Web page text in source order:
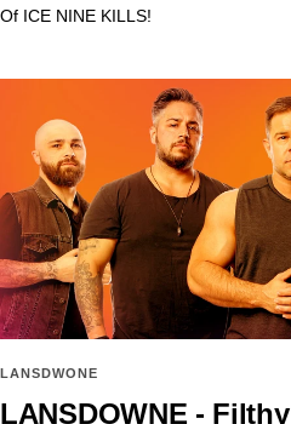
Of ICE NINE KILLS!
LANSDWONE
LANSDOWNE - Filthy